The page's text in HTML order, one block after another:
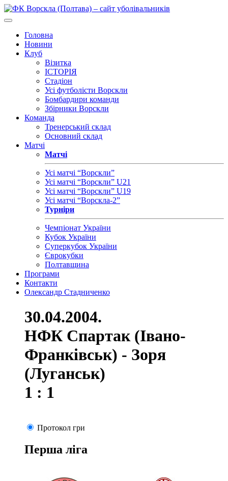
Головна
Новини
Клуб
Візитка
ІСТОРІЯ
Стадіон
Усі футболісти Ворскли
Бомбардири команди
Збірники Ворскли
Команда
Тренерський склад
Основний склад
Матчі
Матчі
Усі матчі “Ворскли”
Усі матчі “Ворскли” U21
Усі матчі “Ворскли” U19
Усі матчі “Ворскла-2”
Турніри
Чемпіонат України
Кубок України
Суперкубок України
Єврокубки
Полтавщина
Програми
Контакти
Олександр Стадниченко
30.04.2004.
НФК Спартак (Івано-
Франківськ) - Зоря
(Луганськ)
1 : 1
Протокол гри
Перша ліга